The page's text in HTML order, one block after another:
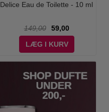
Delice Eau de Toilette - 10 ml
149,00
59,00
LÆG I KURV